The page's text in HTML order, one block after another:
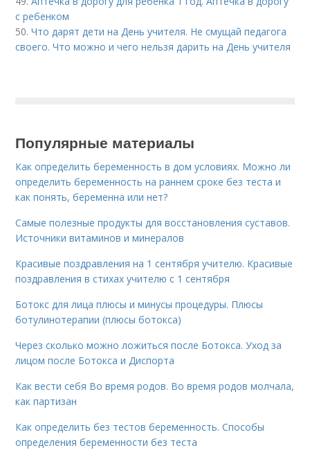
с ребенком
50.Что дарят дети на День учителя. Не смущай педагога
своего. Что можно и чего нельзя дарить на День учителя
Популярные материалы
Как определить беременность в дом условиях. Можно ли
определить беременность на раннем сроке без теста и
как понять, беременна или нет?
Самые полезные продукты для восстановления суставов.
Источники витаминов и минералов
Красивые поздравления на 1 сентября учителю. Красивые
поздравления в стихах учителю с 1 сентября
Ботокс для лица плюсы и минусы процедуры. Плюсы
ботулинотерапии (плюсы ботокса)
Через сколько можно ложиться после Ботокса. Уход за
лицом после Ботокса и Диспорта
Как вести себя Во время родов. Во время родов молчала,
как партизан
Как определить без тестов беременность. Способы
определения беременности без теста